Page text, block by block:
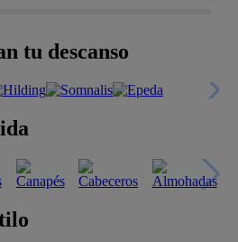
tu descanso